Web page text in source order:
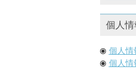
個人情
個人情
個人情